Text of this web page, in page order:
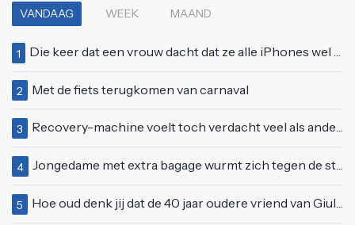
VANDAAG WEEK MAAND
1 Die keer dat een vrouw dacht dat ze alle iPhones wel op kon kopen
2 Met de fiets terugkomen van carnaval
3 Recovery-machine voelt toch verdacht veel als ander soort work-out
4 Jongedame met extra bagage wurmt zich tegen de stroom van de roltrap
5 Hoe oud denk jij dat de 40 jaar oudere vriend van Giulia is geworden?